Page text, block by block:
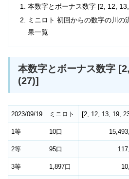
本数字とボーナス数字 [2, 12,
ミニロト 初回からの数字の川の
果一覧
本数字とボーナス数字
(27)]
2023/09/19 ミニロト [2, 12, 13, 19,
1等 10口
2等 95口
3等 1,897口